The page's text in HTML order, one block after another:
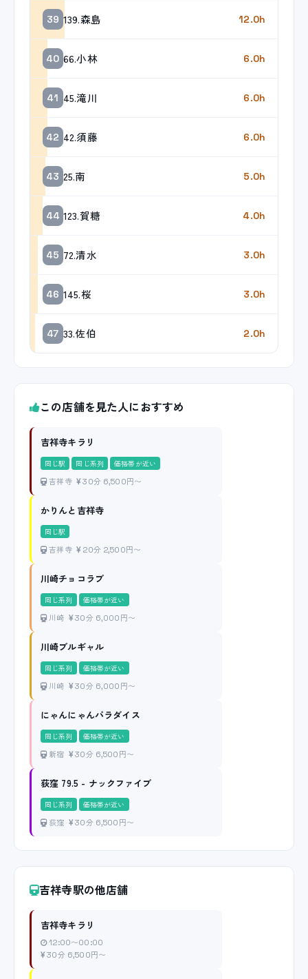
39 139.森島 12.0h
40 66.小林 6.0h
41 45.滝川 6.0h
42 42.須藤 6.0h
43 25.南 5.0h
44 123.賀糖 4.0h
45 72.清水 3.0h
46 145.桜 3.0h
47 33.佐伯 2.0h
この店舗を見た人におすすめ
吉祥寺キラリ
同じ駅 同じ系列 価格帯が近い
吉祥寺 30分 6,500円〜
かりんと吉祥寺
同じ駅
吉祥寺 20分 2,500円〜
川崎チョコラブ
同じ系列 価格帯が近い
川崎 30分 6,000円〜
川崎ブルギャル
同じ系列 価格帯が近い
川崎 30分 6,000円〜
にゃんにゃんパラダイス
同じ系列 価格帯が近い
新宿 30分 6,500円〜
荻窪 79.5 - ナックファイブ
同じ系列 価格帯が近い
荻窪 30分 6,500円〜
吉祥寺駅の他店舗
吉祥寺キラリ
12:00〜00:00
30分 6,500円〜